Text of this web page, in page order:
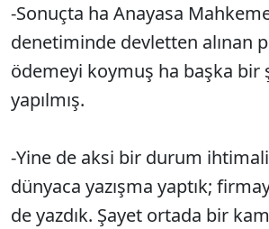
-Sonuçta ha Anayasa
denetiminde devletten alınan
ödemeyi koymuş ha başka bir
yapılmış.
-Yine de aksi bir durum
dünyaca yazışma yaptık;
de yazdık. Şayet ortada bir